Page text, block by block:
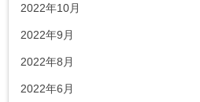
2022年10月
2022年9月
2022年8月
2022年6月